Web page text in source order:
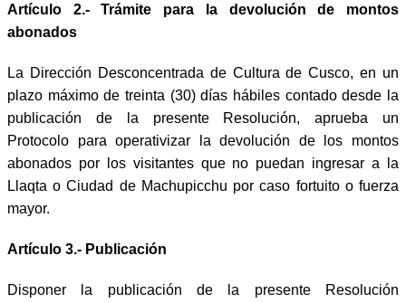
Artículo 2.- Trámite para la devolución de montos
abonados
La Dirección Desconcentrada de Cultura de Cusco, en un
plazo máximo de treinta (30) días hábiles contado desde la
publicación de la presente Resolución, aprueba un
Protocolo para operativizar la devolución de los montos
abonados por los visitantes que no puedan ingresar a la
Llaqta o Ciudad de Machupicchu por caso fortuito o fuerza
mayor.
Artículo 3.- Publicación
Disponer la publicación de la presente Resolución